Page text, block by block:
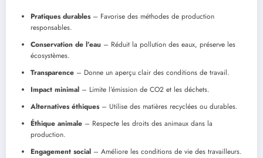
Pratiques durables– Favorise des méthodes de production
responsables.
Conservation de l’eau – Réduit la pollution des eaux, préserve les
écosystèmes.
Transparence – Donne un aperçu clair des conditions de travail.
Impact minimal – Limite l’émission de CO2 et les déchets.
Alternatives éthiques– Utilise des matières recyclées ou durables.
Éthique animale – Respecte les droits des animaux dans la
production.
Engagement social – Améliore les conditions de vie des travailleurs.